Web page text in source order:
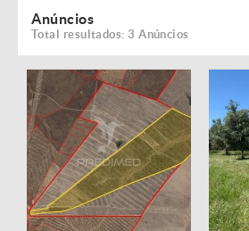
Anúncios
Total resultados: 3 Anúncios